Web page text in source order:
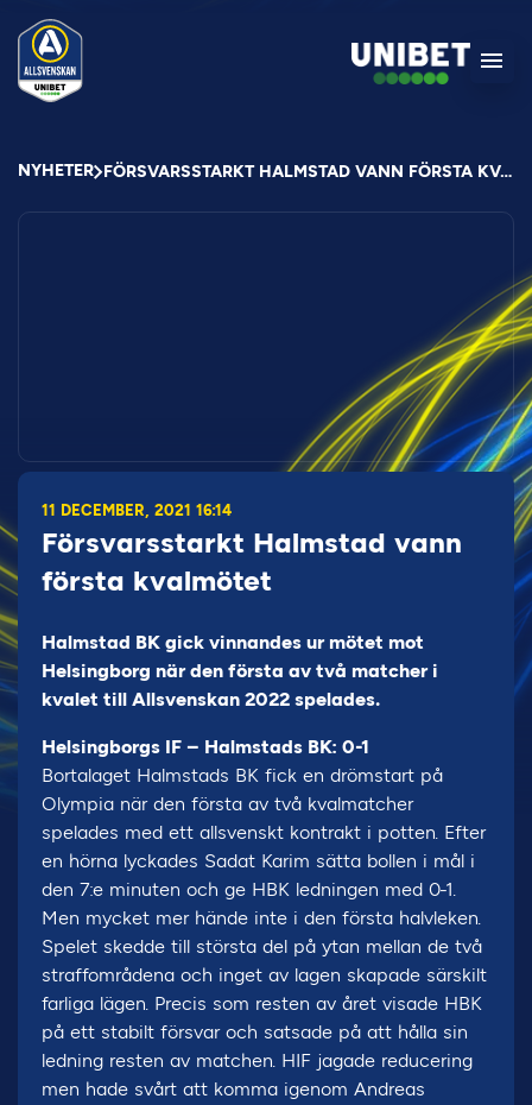
NYHETER FÖRSVARSSTARKT HALMSTAD VANN FÖRSTA KVALMÖTET
11 DECEMBER, 2021 16:14
Försvarsstarkt Halmstad vann
första kvalmötet
Halmstad BK gick vinnandes ur mötet mot
Helsingborg när den första av två matcher i
kvalet till Allsvenskan 2022 spelades.
Helsingborgs IF – Halmstads BK: 0-1
Bortalaget Halmstads BK fick en drömstart på
Olympia när den första av två kvalmatcher
spelades med ett allsvenskt kontrakt i potten. Efter
en hörna lyckades Sadat Karim sätta bollen i mål i
den 7:e minuten och ge HBK ledningen med 0-1.
Men mycket mer hände inte i den första halvleken.
Spelet skedde till största del på ytan mellan de två
straffområdena och inget av lagen skapade särskilt
farliga lägen. Precis som resten av året visade HBK
på ett stabilt försvar och satsade på att hålla sin
ledning resten av matchen. HIF jagade reducering
men hade svårt att komma igenom Andreas